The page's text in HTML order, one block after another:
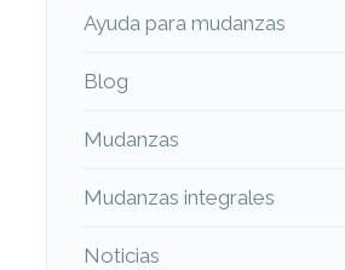
Ayuda para mudanzas
Blog
Mudanzas
Mudanzas integrales
Noticias